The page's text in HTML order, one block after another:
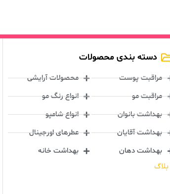
دسته بندی محصولات
مراقبت پوست
مراقبت مو
بهداشت بانوان
بهداشت آقایان
بهداشت دهان
محصولات آرایشی
انواع رنگ مو
انواع شامپو
عطرهای اورجینال
بهداشت خانه
بلاگ